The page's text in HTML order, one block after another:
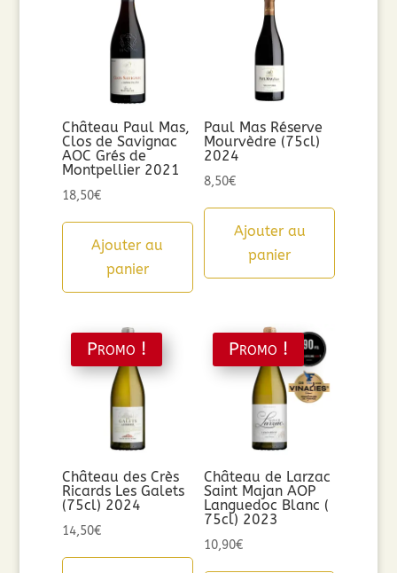
Château Paul Mas,
Clos de Savignac
AOC Grés de
Montpellier 2021
18,50€
Ajouter au
panier
Paul Mas Réserve
Mourvèdre (75cl)
2024
8,50€
Ajouter au
panier
Promo !
Château des Crès
Ricards Les Galets
(75cl) 2024
14,50€
Promo !
Château de Larzac
Saint Majan AOP
Languedoc Blanc (
75cl) 2023
10,90€